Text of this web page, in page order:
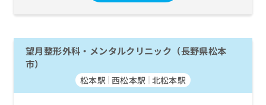
望月整形外科・メンタルクリニック（長野県松本
市）
松本駅 西松本駅 北松本駅